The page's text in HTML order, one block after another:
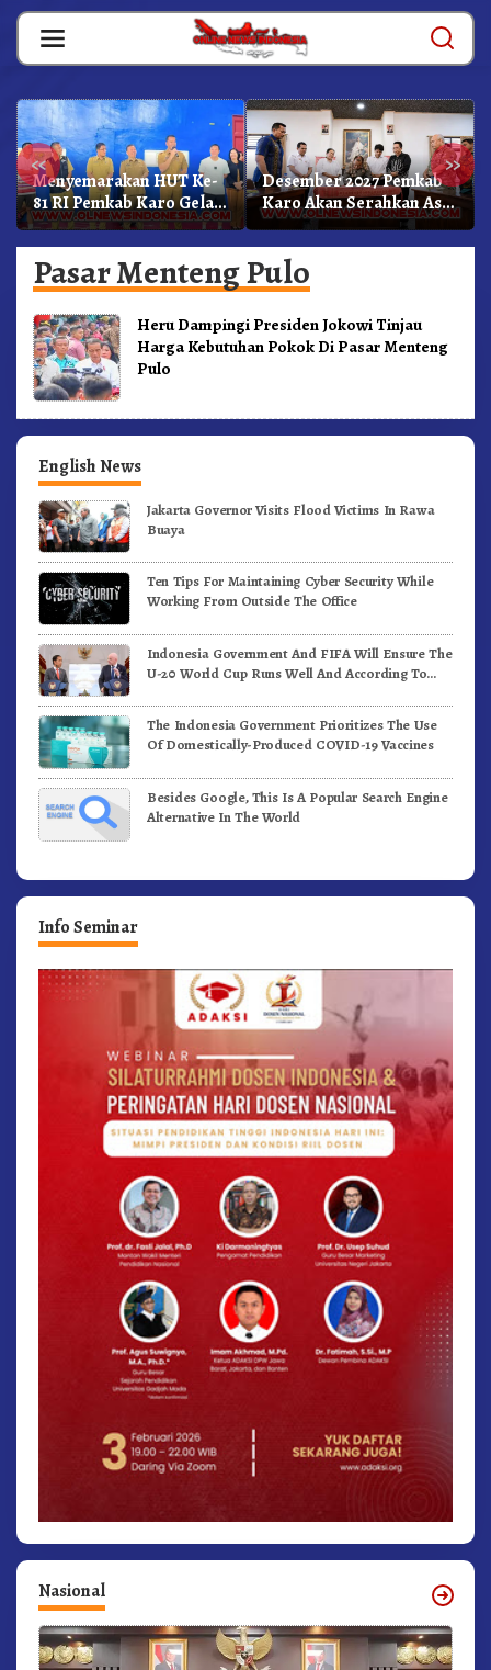
Skip
content
« »
Menyemarakan HUT Ke-
81 RI Pemkab Karo Gelar
Pertandingan Olahraga
Desember 2027 Pemkab
Karo Akan Serahkan Aset
RSUD Kabanjahe Ke
Moderamen GBKP
Pasar Menteng Pulo
Heru Dampingi Presiden Jokowi Tinjau
Harga Kebutuhan Pokok Di Pasar Menteng
Pulo
English News
Jakarta Governor Visits Flood Victims In Rawa
Buaya
Ten Tips For Maintaining Cyber Security While
Working From Outside The Office
Indonesia Government And FIFA Will Ensure The
U-20 World Cup Runs Well And According To
The Indonesia Government Prioritizes The Use
Of Domestically-Produced COVID-19 Vaccines
Besides Google, This Is A Popular Search Engine
Alternative In The World
Info Seminar
Nasional